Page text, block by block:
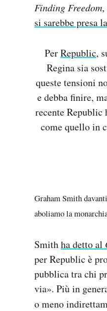
Finding Freedom
si sarebbe presa
PerRepublic,
Regina sia
queste tensioni
e debba finire,
recente Republic
come quello in
Graham Smith
aboliamo la
Smithha detto al
per Republic è
pubblica tra chi
via». Più in
o meno